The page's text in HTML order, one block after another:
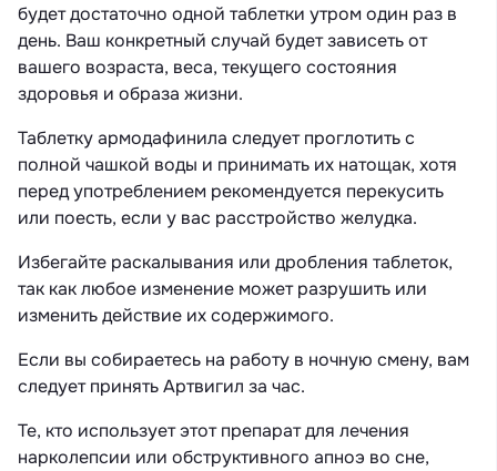
будет достаточно одной таблетки утром один раз в
день. Ваш конкретный случай будет зависеть от
вашего возраста, веса, текущего состояния
здоровья и образа жизни.
Таблетку армодафинила следует проглотить с
полной чашкой воды и принимать их натощак, хотя
перед употреблением рекомендуется перекусить
или поесть, если у вас расстройство желудка.
Избегайте раскалывания или дробления таблеток,
так как любое изменение может разрушить или
изменить действие их содержимого.
Если вы собираетесь на работу в ночную смену, вам
следует принять Артвигил за час.
Те, кто использует этот препарат для лечения
нарколепсии или обструктивного апноэ во сне,